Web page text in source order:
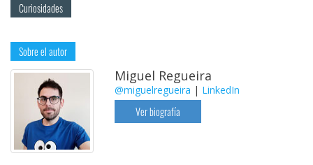
Curiosidades
Sobre el autor
Miguel Regueira
@miguelregueira | LinkedIn
Ver biografía